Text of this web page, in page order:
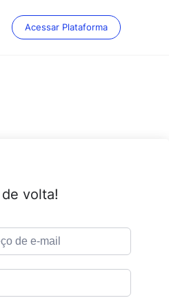
Acessar Plataforma
volta!